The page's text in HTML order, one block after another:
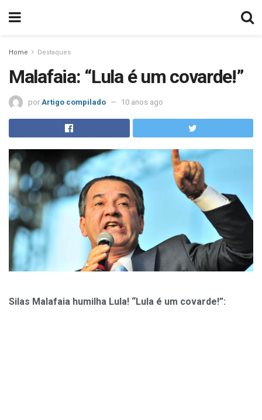
Home Destaques
Malafaia: “Lula é um covarde!”
por Artigo compilado 10 anos ago
Silas Malafaia humilha Lula! “Lula é um covarde!”: